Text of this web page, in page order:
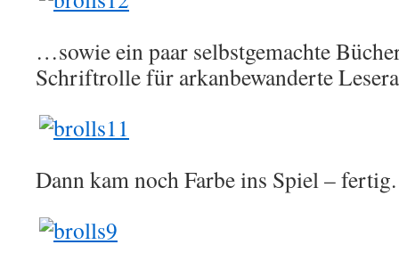
…sowie ein paar selbstgemachte
Schriftrolle für arkanbewanderte
Dann kam noch Farbe ins Spiel – fertig.